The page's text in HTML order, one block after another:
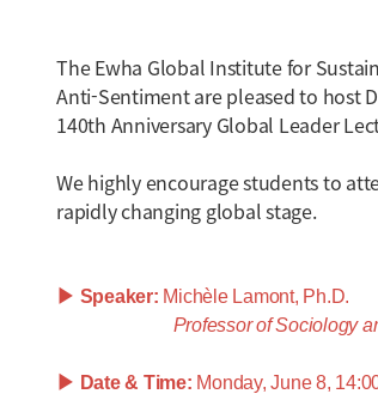
The Ewha Global Institute for
Anti-Sentiment are pleased to host
140th Anniversary Global Leader
We highly encourage students to
rapidly changing global stage.
▶ Speaker: Michèle Lamont, Ph.D.
Professor of Sociology and of
▶ Date & Time: Monday, June 8,